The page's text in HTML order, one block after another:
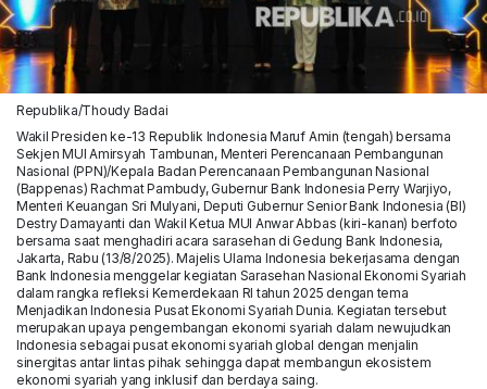
Republika/Thoudy Badai
Wakil Presiden ke-13 Republik Indonesia Maruf Amin (tengah) bersama
Sekjen MUI Amirsyah Tambunan, Menteri Perencanaan Pembangunan
Nasional (PPN)/Kepala Badan Perencanaan Pembangunan Nasional
(Bappenas) Rachmat Pambudy, Gubernur Bank Indonesia Perry Warjiyo,
Menteri Keuangan Sri Mulyani, Deputi Gubernur Senior Bank Indonesia (BI)
Destry Damayanti dan Wakil Ketua MUI Anwar Abbas (kiri-kanan) berfoto
bersama saat menghadiri acara sarasehan di Gedung Bank Indonesia,
Jakarta, Rabu (13/8/2025). Majelis Ulama Indonesia bekerjasama dengan
Bank Indonesia menggelar kegiatan Sarasehan Nasional Ekonomi Syariah
dalam rangka refleksi Kemerdekaan RI tahun 2025 dengan tema
Menjadikan Indonesia Pusat Ekonomi Syariah Dunia. Kegiatan tersebut
merupakan upaya pengembangan ekonomi syariah dalam newujudkan
Indonesia sebagai pusat ekonomi syariah global dengan menjalin
sinergitas antar lintas pihak sehingga dapat membangun ekosistem
ekonomi syariah yang inklusif dan berdaya saing.